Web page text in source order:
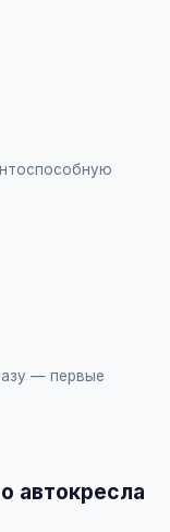
— первые
автокресла